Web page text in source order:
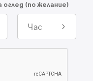
(по желание)
Час